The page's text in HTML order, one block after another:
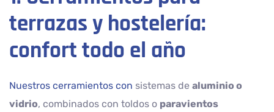
terrazas y hostelería:
confort todo el año
Nuestros cerramientos con sistemas de aluminio o
vidrio, combinados con toldos o paravientos